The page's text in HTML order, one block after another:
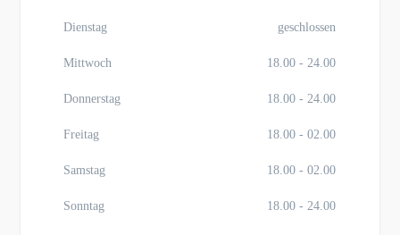
Dienstag geschlossen
Mittwoch 18.00 - 24.00
Donnerstag 18.00 - 24.00
Freitag 18.00 - 02.00
Samstag 18.00 - 02.00
Sonntag 18.00 - 24.00